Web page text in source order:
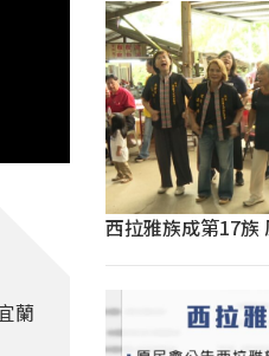
蘭
西拉雅族成第17族